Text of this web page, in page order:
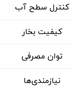
کنترل سطح آب
کیفیت بخار
توان مصرفی
نیازمندی‌ها